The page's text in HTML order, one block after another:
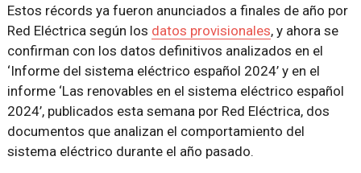
Estos récords ya fueron anunciados a finales de año por
Red Eléctrica según los datos provisionales, y ahora se
confirman con los datos definitivos analizados en el
‘Informe del sistema eléctrico español 2024’ y en el
informe ‘Las renovables en el sistema eléctrico español
2024’, publicados esta semana por Red Eléctrica, dos
documentos que analizan el comportamiento del
sistema eléctrico durante el año pasado.